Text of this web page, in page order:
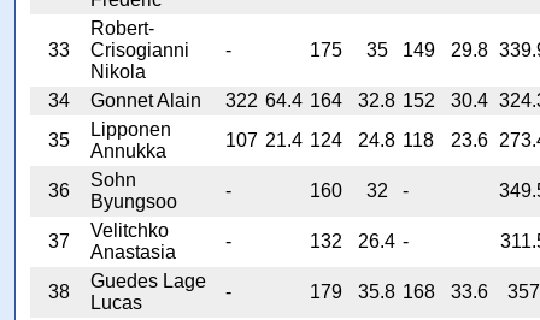
33
Robert-
Crisogianni
Nikola
- 175 35 149 29.8
34 Gonnet Alain 322 64.4 164 32.8 152 30.4
35
Lipponen
Annukka
107 21.4 124 24.8 118 23.6
36
Sohn
Byungsoo
- 160 32 -
37
Velitchko
Anastasia
- 132 26.4 -
38
Guedes Lage
Lucas
- 179 35.8 168 33.6
357